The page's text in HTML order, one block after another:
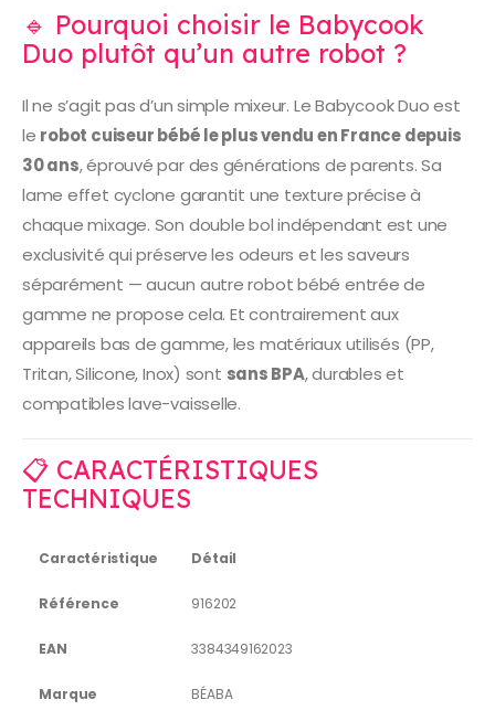
🔹 Pourquoi choisir le Babycook
Duo plutôt qu’un autre robot ?
Il ne s’agit pas d’un simple mixeur. Le Babycook Duo est
le robot cuiseur bébé le plus vendu en France depuis
30 ans, éprouvé par des générations de parents. Sa
lame effet cyclone garantit une texture précise à
chaque mixage. Son double bol indépendant est une
exclusivité qui préserve les odeurs et les saveurs
séparément — aucun autre robot bébé entrée de
gamme ne propose cela. Et contrairement aux
appareils bas de gamme, les matériaux utilisés (PP,
Tritan, Silicone, Inox) sont sans BPA, durables et
compatibles lave-vaisselle.
📋 CARACTÉRISTIQUES
TECHNIQUES
Caractéristique Détail
Référence 916202
EAN 3384349162023
Marque BÉABA